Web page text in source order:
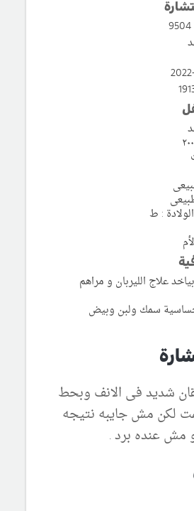
: ط
علاج الليربان و مراهم
سمك ولبن وبيض
شديد فى الانف وبحط
لكن مش جايبه نتيجه
مش عنده برد .